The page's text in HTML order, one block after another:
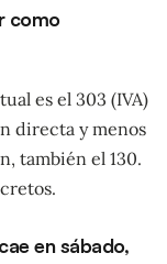
como
es el 303 (IVA)
directa y menos
también el 130.
en sábado,